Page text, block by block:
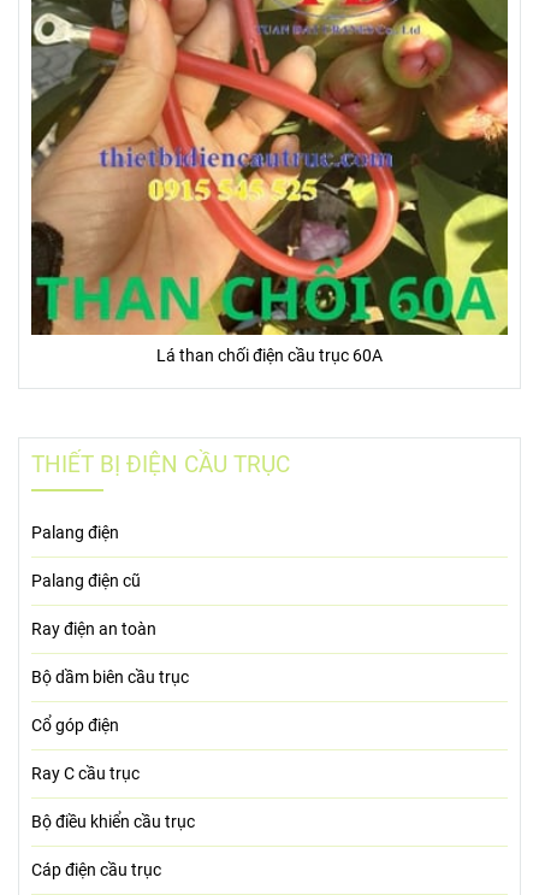
Lá than chối điện cầu trục 60A
THIẾT BỊ ĐIỆN CẦU TRỤC
Palang điện
Palang điện cũ
Ray điện an toàn
Bộ dầm biên cầu trục
Cổ góp điện
Ray C cầu trục
Bộ điều khiển cầu trục
Cáp điện cầu trục